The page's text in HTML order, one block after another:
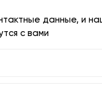
данные, и
с вами